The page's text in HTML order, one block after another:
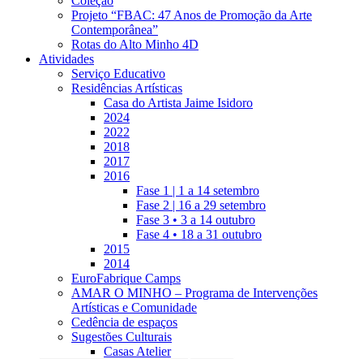
Projeto “FBAC: 47 Anos de Promoção da Arte
Contemporânea”
Rotas do Alto Minho 4D
Atividades
Serviço Educativo
Residências Artísticas
Casa do Artista Jaime Isidoro
2024
2022
2018
2017
2016
Fase 1 | 1 a 14 setembro
Fase 2 | 16 a 29 setembro
Fase 3 • 3 a 14 outubro
Fase 4 • 18 a 31 outubro
2015
2014
EuroFabrique Camps
AMAR O MINHO – Programa de Intervenções
Artísticas e Comunidade
Cedência de espaços
Sugestões Culturais
Casas Atelier